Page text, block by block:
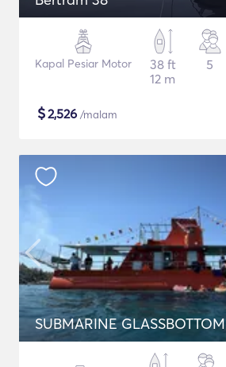
Kapal Pesiar Motor
38 ft
12 m
5
$2,526 /malam
SUBMARINE GLASSBOTTOM